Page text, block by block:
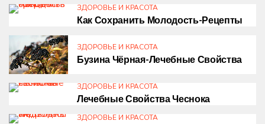
ЗДОРОВЬЕ И КРАСОТА
Как Сохранить Молодость-Рецепты
ЗДОРОВЬЕ И КРАСОТА
Бузина Чёрная-Лечебные Свойства
ЗДОРОВЬЕ И КРАСОТА
Лечебные Свойства Чеснока
ЗДОРОВЬЕ И КРАСОТА